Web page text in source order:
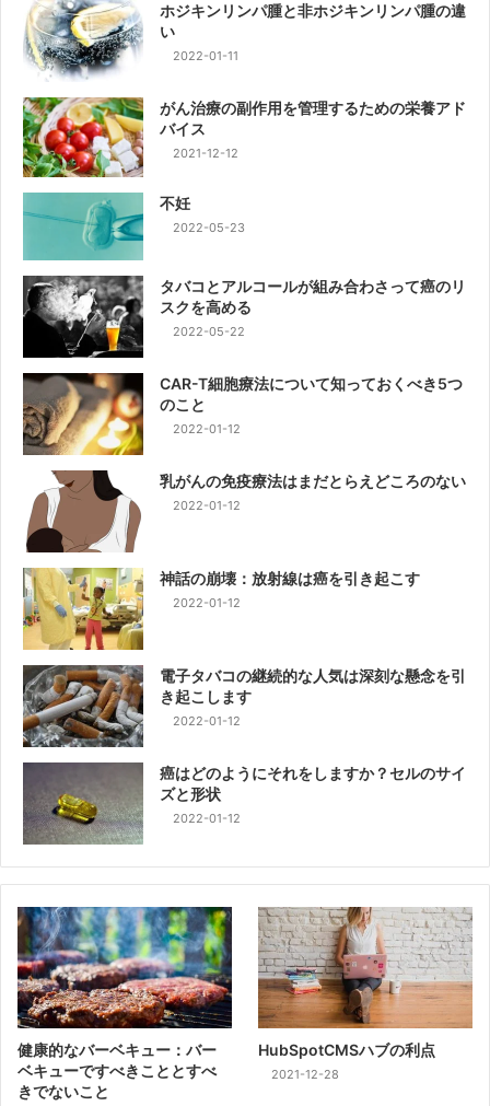
ホジキンリンパ腫と非ホジキンリンパ腫の違
い
2022-01-11
がん治療の副作用を管理するための栄養アド
バイス
2021-12-12
不妊
2022-05-23
タバコとアルコールが組み合わさって癌のリ
スクを高める
2022-05-22
CAR-T細胞療法について知っておくべき5つ
のこと
2022-01-12
乳がんの免疫療法はまだとらえどころのない
2022-01-12
神話の崩壊：放射線は癌を引き起こす
2022-01-12
電子タバコの継続的な人気は深刻な懸念を引
き起こします
2022-01-12
癌はどのようにそれをしますか？セルのサイ
ズと形状
2022-01-12
健康的なバーベキュー：バー
ベキューですべきこととすべ
きでないこと
HubSpotCMSハブの利点
2021-12-28